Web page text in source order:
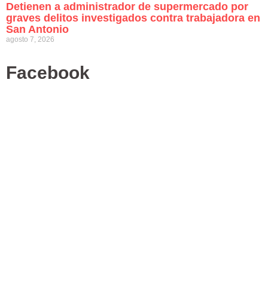
Detienen a administrador de supermercado por
graves delitos investigados contra trabajadora en
San Antonio
agosto 7, 2026
Facebook